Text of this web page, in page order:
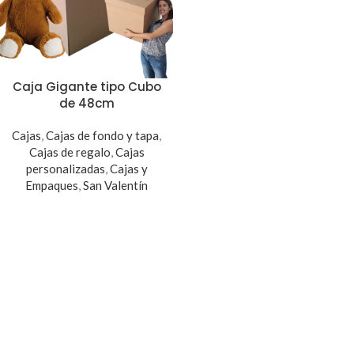
Caja Gigante tipo Cubo
de 48cm
Cajas,Cajas de fondo y tapa,
Cajas de regalo,Cajas
personalizadas,Cajas y
Empaques,San Valentín